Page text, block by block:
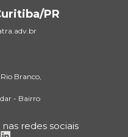
PR
Branco,
- Bairro
redes sociais